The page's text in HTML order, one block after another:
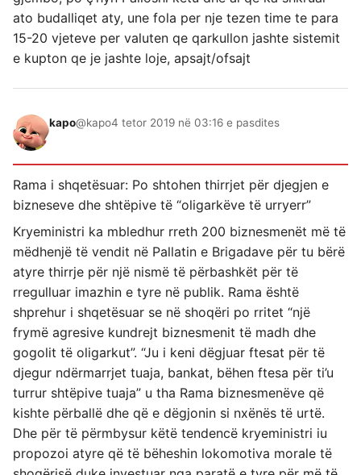
ato budalliqet aty, une fola per nje tezen time te para
15-20 vjeteve per valuten qe qarkullon jashte sistemit
e kupton qe je jashte loje, apsajt/ofsajt
kapo@kapo4 tetor 2019 në 03:16 e pasdites
Rama i shqetësuar: Po shtohen thirrjet për djegjen e
bizneseve dhe shtëpive të “oligarkëve të urryerr”
Kryeministri ka mbledhur rreth 200 biznesmenët më të
mëdhenjë të vendit në Pallatin e Brigadave për tu bërë
atyre thirrje për një nismë të përbashkët për të
rregulluar imazhin e tyre në publik. Rama është
shprehur i shqetësuar se në shoqëri po rritet “një
frymë agresive kundrejt biznesmenit të madh dhe
gogolit të oligarkut”. “Ju i keni dëgjuar ftesat për të
djegur ndërmarrjet tuaja, bankat, bëhen ftesa për ti’u
turrur shtëpive tuaja” u tha Rama biznesmenëve që
kishte përballë dhe që e dëgjonin si nxënës të urtë.
Dhe për të përmbysur këtë tendencë kryeministri iu
propozoi atyre që të bëheshin lokomotiva morale të